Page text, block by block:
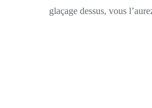
glaçage dessus, vous